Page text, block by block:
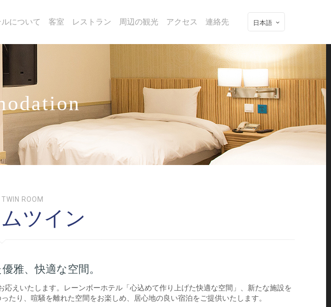
について 客室 レストラン 周辺の観光 アクセス 連絡先 日本語
TWIN ROOM
ツイン
雅、快適な空間。
えいたします。レーンボーホテル「心込めて作り上げた快適な空間」、新たな施設を
り、喧騒を離れた空間をお楽しめ、居心地の良い宿泊をご提供いたします。